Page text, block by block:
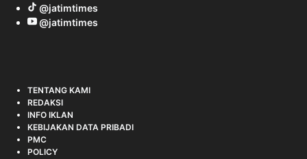
@jatimtimes
@jatimtimes
TENTANG KAMI
REDAKSI
INFO IKLAN
KEBIJAKAN DATA PRIBADI
PMC
POLICY